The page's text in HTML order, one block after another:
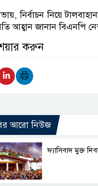
নির্বাচন নিয়ে
আহ্বান জানান বিএনপি
করুন
আরো নিউজ
ফ্যাসিবাদ মুক্ত